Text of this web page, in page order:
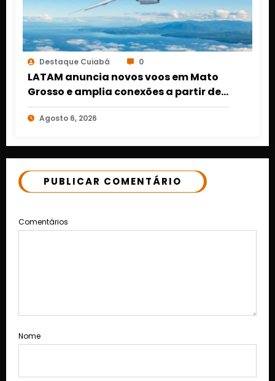
Destaque Cuiabá 0
LATAM anuncia novos voos em Mato
Grosso e amplia conexões a partir de
Cuiabá e Rondonópolis
Agosto 6, 2026
PUBLICAR COMENTÁRIO
Comentários
Nome